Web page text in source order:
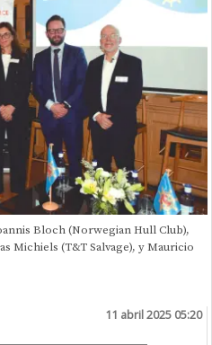
Bloch (Norwegian Hull Club),
Michiels (T&T Salvage), y Mauricio
11 abril 2025 05:20